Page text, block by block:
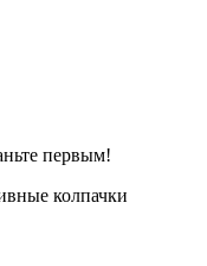
первым!
колпачки